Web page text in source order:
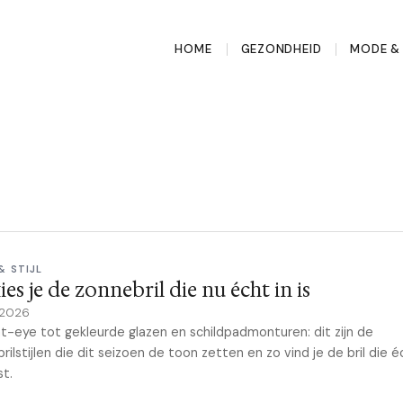
HOME GEZONDHEID MODE
STIJL
je de zonnebril die nu écht in is
eye tot gekleurde glazen en schildpadmonturen: dit zijn de
die dit seizoen de toon zetten en zo vind je de bril die